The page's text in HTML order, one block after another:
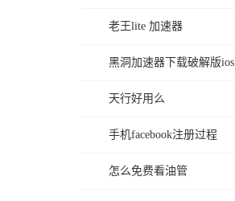
老王lite 加速器
黑洞加速器下载破解版ios
天行好用么
手机facebook注册过程
怎么免费看油管